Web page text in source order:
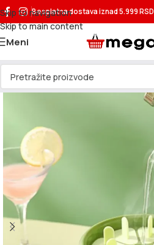
Skip to navigation
Skip to main content
Besplatna dostavaiznad 5.999 RSD
Meni